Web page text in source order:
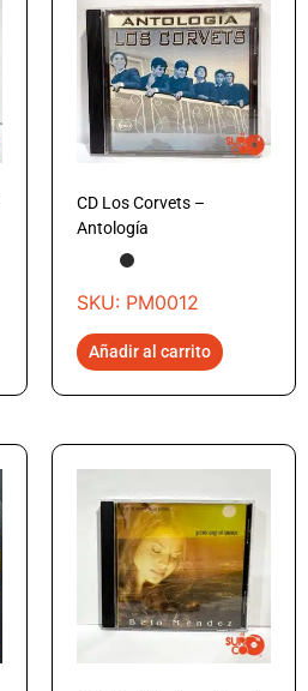
CD Los Corvets –
Antología
SKU: PM0012
Añadir al carrito